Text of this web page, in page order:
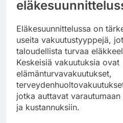
Eläkesuunnittelussa on
useita vakuutustyyppejä,
taloudellista turvaa
Keskeisiä vakuutuksia ovat
elämänturvavakuutukset,
jotka auttavat
ja kustannuksiin.